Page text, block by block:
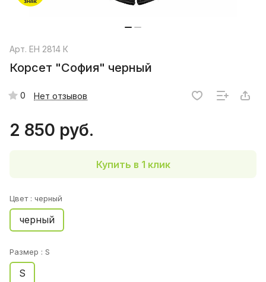
Арт. ЕН 2814 К
Корсет "София" черный
0 Нет отзывов
2 850 руб.
Купить в 1 клик
Цвет : черный
черный
Размер : S
S